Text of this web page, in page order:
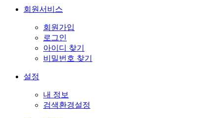
회원서비스
회원가입
로그인
아이디 찾기
비밀번호 찾기
설정
내 정보
검색환경설정